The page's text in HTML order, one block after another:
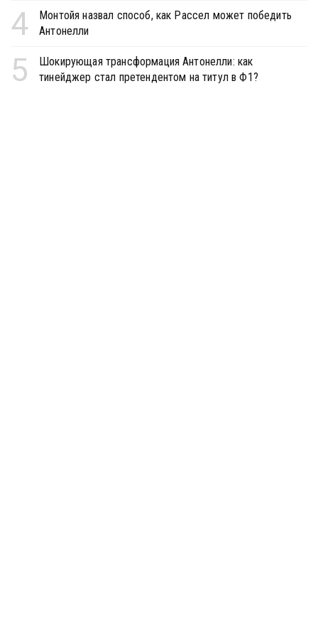
4
Монтойя назвал способ, как Рассел может победить
Антонелли
5
Шокирующая трансформация Антонелли: как
тинейджер стал претендентом на титул в Ф1?